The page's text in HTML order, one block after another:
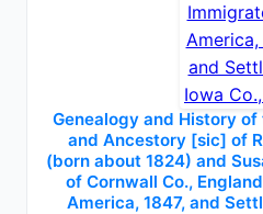
Genealogy and History
and Ancestory [sic] of
(born about 1824) and
of Cornwall Co.,
America, 1847, and